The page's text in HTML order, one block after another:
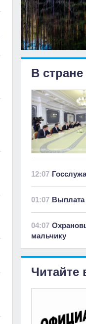
В
12:07
01:07 Выплата
04:07
мальчику
Читайте